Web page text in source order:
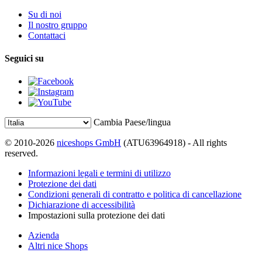
Su di noi
Il nostro gruppo
Contattaci
Seguici su
Cambia Paese/lingua
© 2010-2026 niceshops GmbH (ATU63964918) - All rights
reserved.
Informazioni legali e termini di utilizzo
Protezione dei dati
Condizioni generali di contratto e politica di cancellazione
Dichiarazione di accessibilità
Impostazioni sulla protezione dei dati
Azienda
Altri nice Shops